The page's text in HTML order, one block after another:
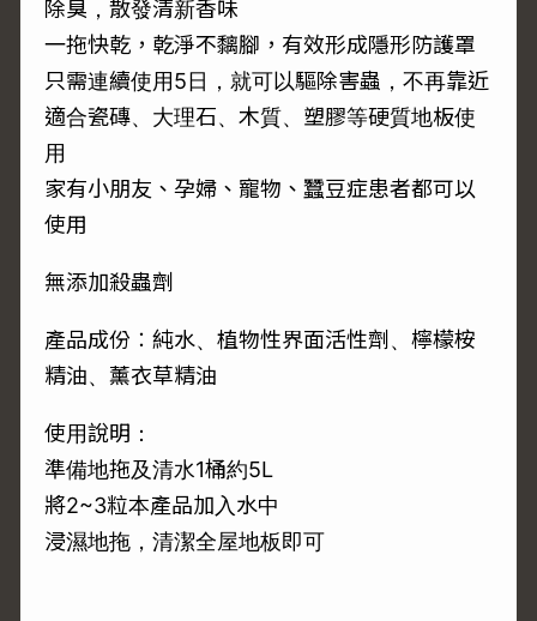
除臭，散發清新香味
一拖快乾，乾淨不黐腳，有效形成隱形防護罩
只需連續使用5日，就可以驅除害蟲，不再靠近
適合瓷磚、大理石、木質、塑膠等硬質地板使
用
家有小朋友、孕婦、寵物、蠶豆症患者都可以
使用
無添加殺蟲劑
產品成份︰純水、植物性界面活性劑、檸檬桉
精油、薰衣草精油
使用說明：
準備地拖及清水1桶約5L
將2~3粒本產品加入水中
浸濕地拖，清潔全屋地板即可